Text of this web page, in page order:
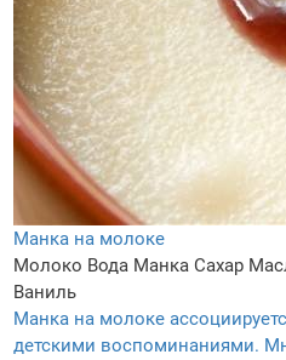
Манка на молоке
Молоко Вода Манка Сахар
Ваниль
Манка на молоке
детскими воспоминаниями.